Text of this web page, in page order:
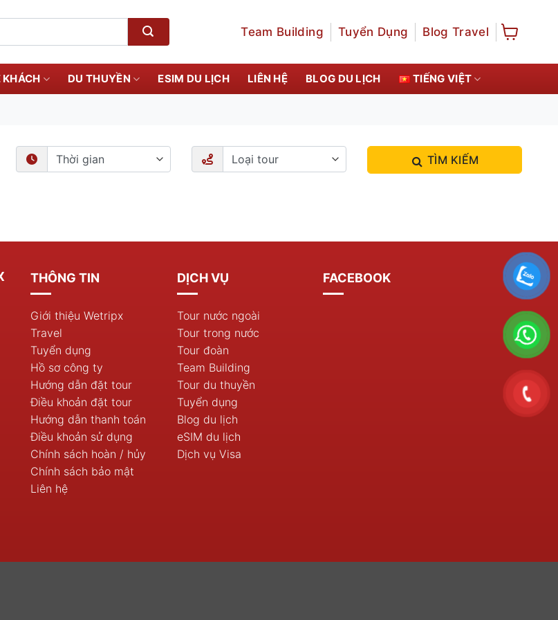
Team Building Tuyển Dụng Blog Travel
KHÁCH DU THUYỀN ESIM DU LỊCH LIÊN HỆ BLOG DU LỊCH TIẾNG VIỆT
TÌM KIẾM
THÔNG TIN
Giới thiệu Wetripx
Travel
Tuyển dụng
Hồ sơ công ty
Hướng dẫn đặt tour
Điều khoản đặt tour
Hướng dẫn thanh toán
Điều khoản sử dụng
Chính sách hoàn / hủy
Chính sách bảo mật
Liên hệ
DỊCH VỤ
Tour nước ngoài
Tour trong nước
Tour đoàn
Team Building
Tour du thuyền
Tuyển dụng
Blog du lịch
eSIM du lịch
Dịch vụ Visa
FACEBOOK